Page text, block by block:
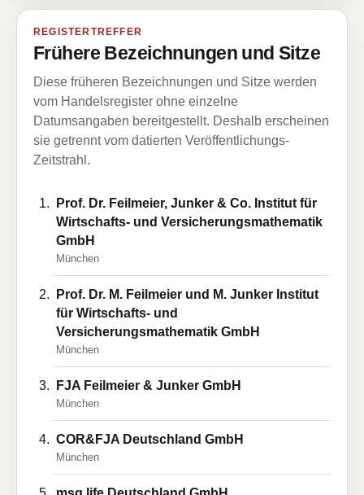
REGISTERTREFFER
Frühere Bezeichnungen und Sitze
Diese früheren Bezeichnungen und Sitze werden
vom Handelsregister ohne einzelne
Datumsangaben bereitgestellt. Deshalb erscheinen
sie getrennt vom datierten Veröffentlichungs-
Zeitstrahl.
Prof. Dr. Feilmeier, Junker & Co. Institut für
Wirtschafts- und Versicherungsmathematik
GmbH
München
Prof. Dr. M. Feilmeier und M. Junker Institut
für Wirtschafts- und
Versicherungsmathematik GmbH
München
FJA Feilmeier & Junker GmbH
München
COR&FJA Deutschland GmbH
München